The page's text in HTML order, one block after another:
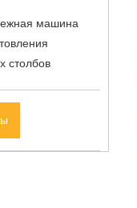
машина
столбов